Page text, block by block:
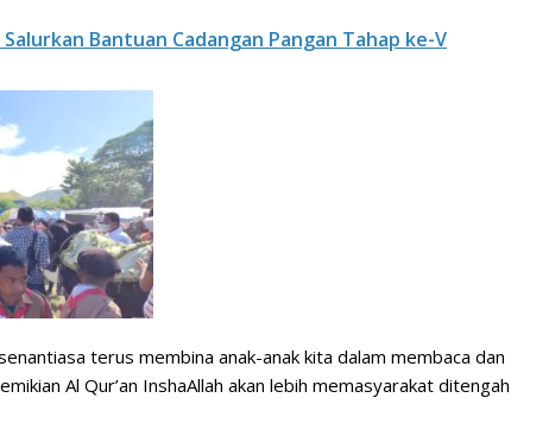
Salurkan Bantuan Cadangan Pangan Tahap ke-V
terus membina anak-anak kita dalam membaca dan
Al Qur’an InshaAllah akan lebih memasyarakat ditengah